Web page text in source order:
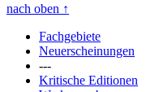
nach oben ↑
Fachgebiete
Neuerscheinungen
---
Kritische Editionen